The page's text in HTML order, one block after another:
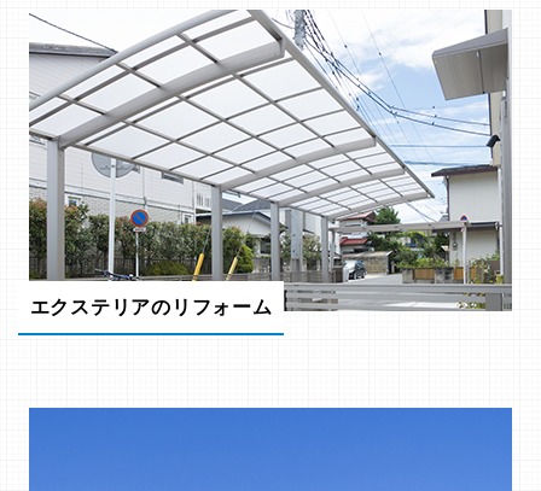
エクステリアのリフォーム